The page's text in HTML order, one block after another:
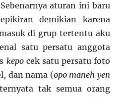
aturan ini baru
demikian karena
di grup tertentu aku
satu persatu anggota
kepocek satu persatu foto
dan nama (opo maneh yen
tak semua orang